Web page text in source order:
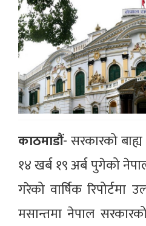
काठमाडौं- सरकारको
१४ खर्ब १९ अर्ब पुगेको
गरेको वार्षिक
मसान्तमा नेपाल